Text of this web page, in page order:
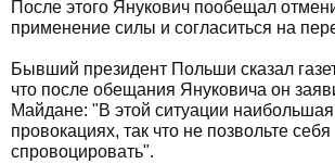
После этого Янукович пообещал
применение силы и согласиться на
Бывший президент Польши сказал
что после обещания Януковича он
Майдане: "В этой ситуации наибольшая
провокациях, так что не позвольте себя
спровоцировать".